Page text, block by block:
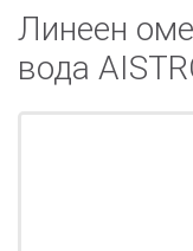
Линеен
вода